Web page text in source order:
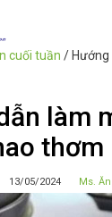
cuối tuần /
làm
thơm
13/05/2024 Ms.